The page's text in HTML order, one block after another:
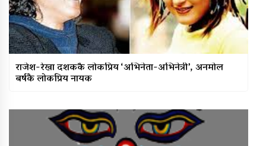
राजेश-रेखा दशककै लोकप्रिय ‘अभिनेता-अभिनेत्री’, अनमोल
बर्षकै लोकप्रिय नायक